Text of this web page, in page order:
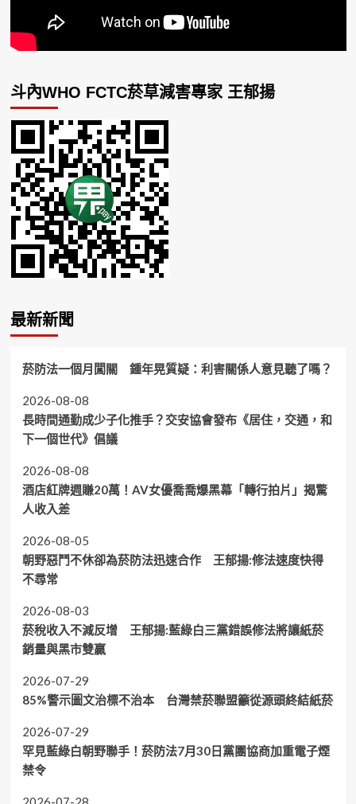
斗內WHO FCTC菸草減害專家 王郁揚
最新新聞
菸防法一個月闖關 鍾年晃質疑：利害關係人意見聽了嗎？
2026-08-08
長時間通勤成少子化推手？交安協會發布《居住，交通，和
下一個世代》倡議
2026-08-08
酒店紅牌週賺20萬！AV女優喬喬爆黑幕「轉行拍片」揭驚
人收入差
2026-08-05
朝野惡鬥不休卻為菸防法迅速合作 王郁揚:修法速度快得
不尋常
2026-08-03
菸稅收入不減反增 王郁揚:藍綠白三黨錯誤修法將讓紙菸
銷量與黑市雙贏
2026-07-29
85%警示圖文治標不治本 台灣禁菸聯盟籲從源頭終結紙菸
2026-07-29
罕見藍綠白朝野聯手！菸防法7月30日黨團協商加重電子煙
禁令